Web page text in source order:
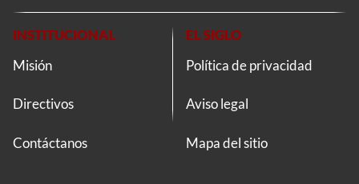
INSTITUCIONAL
Misión
Directivos
Contáctanos
EL SIGLO
Política de privacidad
Aviso legal
Mapa del sitio